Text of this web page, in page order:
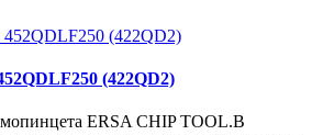
(422QD2)
ERSA CHIP TOOL.В